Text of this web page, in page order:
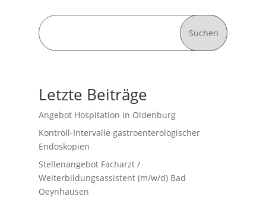
Suchen
Letzte Beiträge
Angebot Hospitation in Oldenburg
Kontroll-Intervalle gastroenterologischer
Endoskopien
Stellenangebot Facharzt /
Weiterbildungsassistent (m/w/d) Bad
Oeynhausen